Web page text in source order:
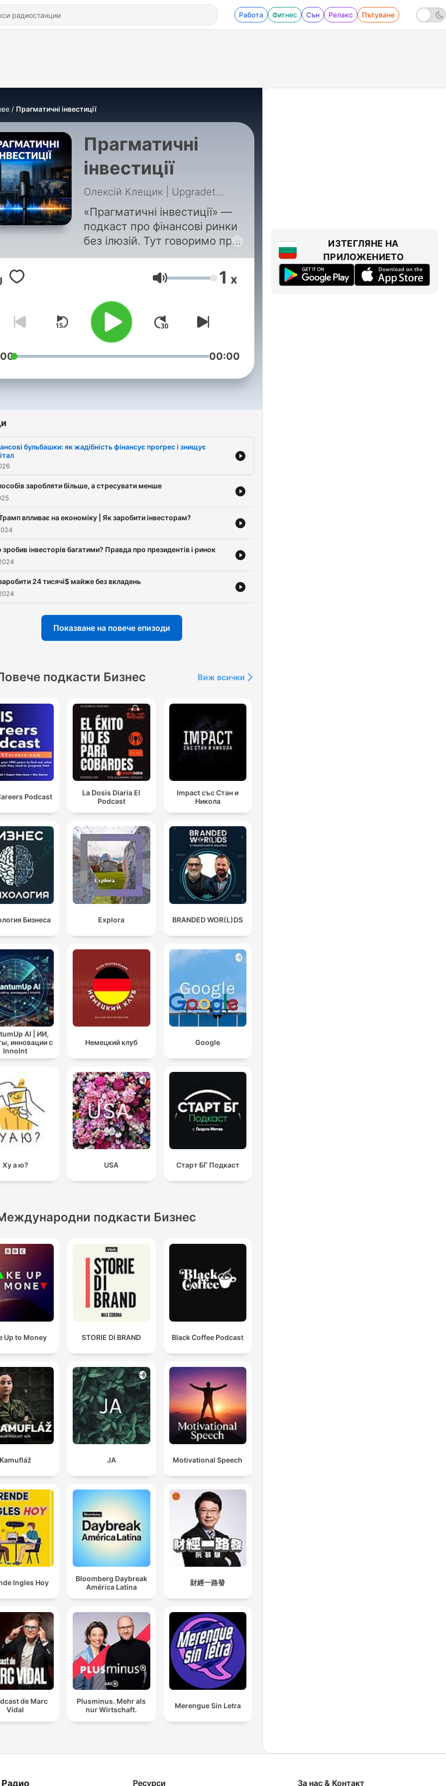
Работа Фитнес Сън Релакс Пътуване
Прагматичні інвестиції
Прагматичні
інвестиції
Олексій Клещик | Upgradetrader
«Прагматичні інвестиції» —
подкаст про фінансові ринки
без ілюзій. Тут говоримо про
інвестиції, трейдинг,
фондовий ринок США,
валютні пари, дорогоцінні
метали. Я практикую на
фінансових ринках з 2008
року і пояснюю, як мислити
та діяти інвестору чи
трейдеру, щоб виживати в
чарівних формул, надмірного
Подкаст для тих, хто хоче
капіталом, як обирати
інвестиційні стратегії. Всі
linktr.ee/upgradetrader
Сила на звука 1 x
00:00
бульбашки: як жадібність фінансує прогрес і знищує
заробляти більше, а стресувати менше
впливає на економіку | Як заробити інвесторам?
зробив інвесторів багатими? Правда про президентів і ринок
24 тисячі$ майже без вкладень
Показване на повече епизоди
подкасти Бизнес Виж всички
Podcast
La Dosis Diaria El
Podcast
Impact със Стан и
Никола
Бизнеса Explora BRANDED WOR(L)DS
AI | ИИ,
инновации с
InnoInt
Немецкий клуб Google
Ху а ю? USA Старт БГ Подкаст
подкасти Бизнес
Up to Money STORIE DI BRAND Black Coffee Podcast
JA Motivational Speech
Ingles Hoy
Bloomberg Daybreak
América Latina
財經一路發
de Marc
Vidal
Plusminus. Mehr als
nur Wirtschaft.
Merengue Sin Letra
ИЗТЕГЛЯНЕ НА
ПРИЛОЖЕНИЕТО
Радио Ресурси За нас & Контакт